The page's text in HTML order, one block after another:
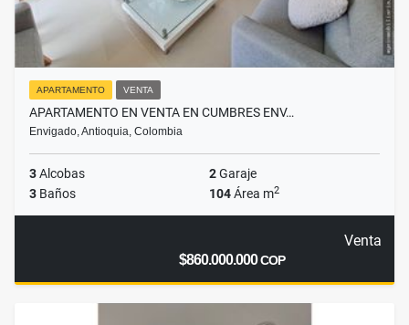
APARTAMENTO VENTA
APARTAMENTO EN VENTA EN CUMBRES ENV…
Envigado, Antioquia, Colombia
3Alcobas 2Garaje
3 Baños 104Área m2
Venta
$860.000.000COP